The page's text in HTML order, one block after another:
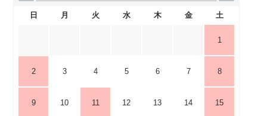
日 月 火 水 木 金 土
1
2 3 4 5 6 7 8
9 10 11 12 13 14 15